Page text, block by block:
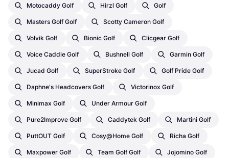
Motocaddy Golf Hirzl Golf Golf
Masters Golf Golf Scotty Cameron Golf
Volvik Golf Bionic Golf Clicgear Golf
Voice Caddie Golf Bushnell Golf Garmin Golf
Jucad Golf SuperStroke Golf Golf Pride Golf
Daphne's Headcovers Golf Victorinox Golf
Minimax Golf Under Armour Golf
Pure2Improve Golf Caddytek Golf Martini Golf
PuttOUT Golf Cosy@home Golf Richa Golf
Maxpower Golf Team Golf Golf Jojomino Golf